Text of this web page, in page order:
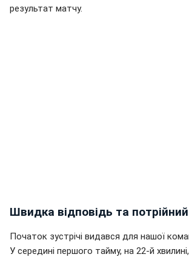
результат матчу.
Швидка відповідь та
Початок зустрічі видався для нашої
У середині першого тайму, на 22-й